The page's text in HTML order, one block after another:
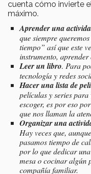
cuenta cómo invierte
máximo.
Aprender una
que siempre
tiempo” así que este
instrumento,
Leer un libro. Para
tecnología y redes
Hacer una lista de
películas y series
escoger, es por eso
que nos llaman la
Organizar una
Hay veces que,
pasamos tiempo de
por lo que dedicar
mesa o cocinar algún
compañía familiar.